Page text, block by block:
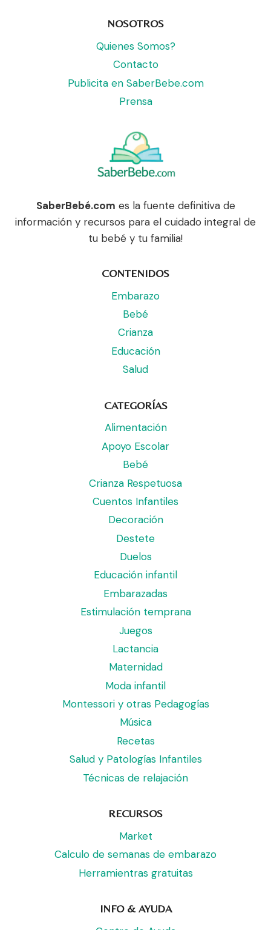
NOSOTROS
Quienes Somos?
Contacto
Publicita en SaberBebe.com
Prensa
SaberBebé.com es la fuente definitiva de
información y recursos para el cuidado integral de
tu bebé y tu familia!
CONTENIDOS
Embarazo
Bebé
Crianza
Educación
Salud
CATEGORÍAS
Alimentación
Apoyo Escolar
Bebé
Crianza Respetuosa
Cuentos Infantiles
Decoración
Destete
Duelos
Educación infantil
Embarazadas
Estimulación temprana
Juegos
Lactancia
Maternidad
Moda infantil
Montessori y otras Pedagogías
Música
Recetas
Salud y Patologías Infantiles
Técnicas de relajación
RECURSOS
Market
Calculo de semanas de embarazo
Herramientras gratuitas
INFO & AYUDA